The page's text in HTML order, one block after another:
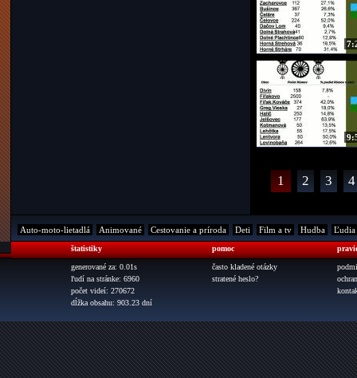
1 2 3 4
Auto-moto-lietadlá Animované Cestovanie a príroda Deti Film a tv Hudba Ľudia
štatistiky
generované za: 0.01s
ľudí na stránke: 6960
počet videí: 270672
dĺžka obsahu: 903.23 dní
pomoc
často kladené otázky
stratené heslo?